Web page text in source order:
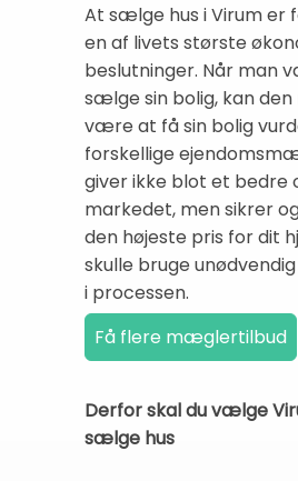
At sælge hus i Virum er
en af livets største
beslutninger. Når man
sælge sin bolig, kan
være at få sin bolig
forskellige
giver ikke blot et bedre
markedet, men sikrer
den højeste pris for dit
skulle bruge
i processen.
Derfor skal du vælge
sælge hus